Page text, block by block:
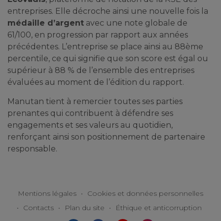
entreprises. Elle décroche ainsi une nouvelle fois la
médaille d’argent avec une note globale de
61/100, en progression par rapport aux années
précédentes. L’entreprise se place ainsi au 88ème
percentile, ce qui signifie que son score est égal ou
supérieur à 88 % de l’ensemble des entreprises
évaluées au moment de l’édition du rapport.
Manutan tient à remercier toutes ses parties
prenantes qui contribuent à défendre ses
engagements et ses valeurs au quotidien,
renforçant ainsi son positionnement de partenaire
responsable.
Mentions légales •
Cookies et données personnelles
•
Contacts • Plan du site • Éthique et anticorruption